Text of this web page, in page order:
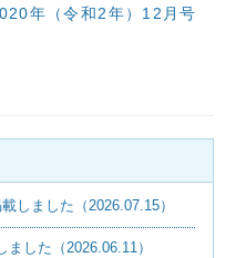
年（令和2年）12月号
しました（2026.07.15）
した（2026.06.11）